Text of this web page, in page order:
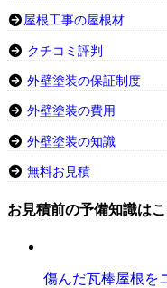
屋根工事の屋根材
クチコミ評判
外壁塗装の保証制度
外壁塗装の費用
外壁塗装の知識
無料お見積
お見積前の予備知識は
傷んだ瓦棒屋根を